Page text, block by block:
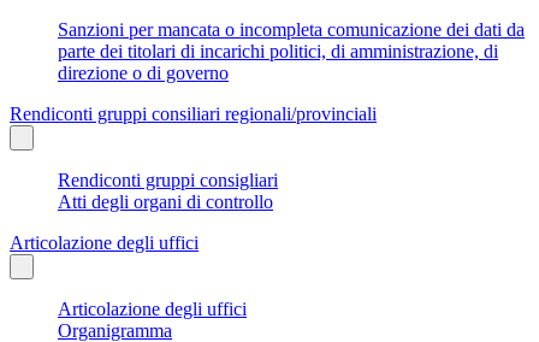
Sanzioni per mancata o incompleta comunicazione dei dati da
parte dei titolari di incarichi politici, di amministrazione, di
direzione o di governo
Rendiconti gruppi consiliari regionali/provinciali
Rendiconti gruppi consigliari
Atti degli organi di controllo
Articolazione degli uffici
Articolazione degli uffici
Organigramma